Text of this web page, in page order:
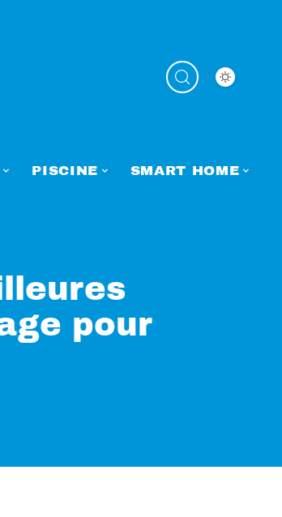
PISCINE SMART HOME
pour